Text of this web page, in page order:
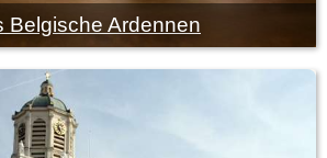
Belgische Ardennen